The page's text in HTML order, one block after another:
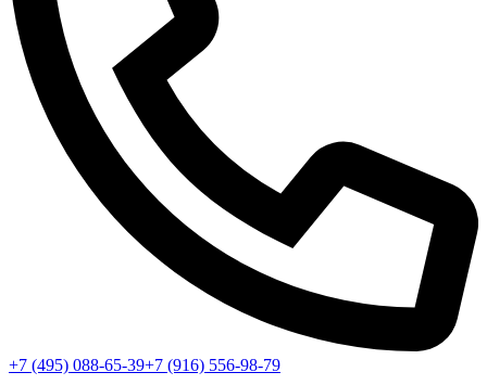
+7 (495) 088-65-39+7 (916) 556-98-79